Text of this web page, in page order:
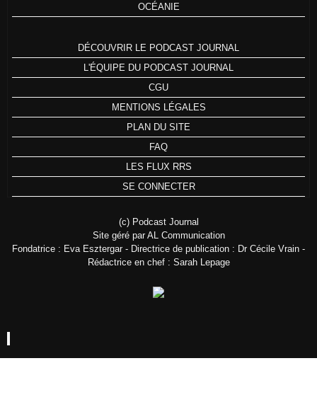
OCÉANIE
DÉCOUVRIR LE PODCAST JOURNAL
L'ÉQUIPE DU PODCAST JOURNAL
CGU
MENTIONS LÉGALES
PLAN DU SITE
FAQ
LES FLUX RRS
SE CONNECTER
(c) Podcast Journal
Site géré par AL Communication
Fondatrice : Eva Esztergar - Directrice de publication : Dr Cécile Vrain -
Rédactrice en chef : Sarah Lepage